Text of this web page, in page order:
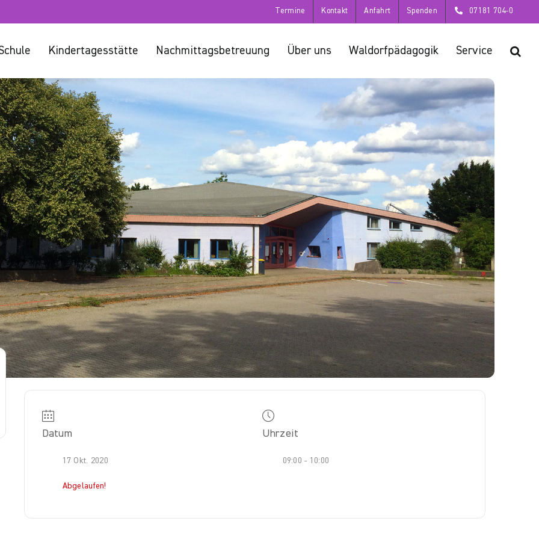
Termine Kontakt Anfahrt Spenden 07181 704-0
Kindertagesstätte Nachmittagsbetreuung Über uns Waldorfpädagogik Service
Datum
17 Okt. 2020
Abgelaufen!
Uhrzeit
09:00 - 10:00